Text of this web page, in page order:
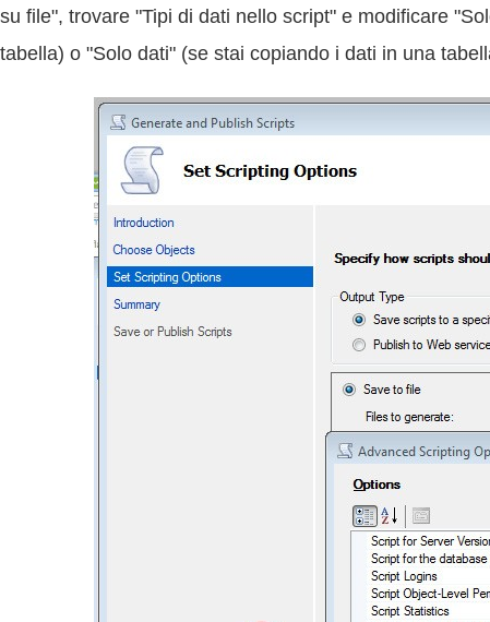
su file", trovare "Tipi di dati nello script" e modificare
tabella) o "Solo dati" (se stai copiando i dati in una